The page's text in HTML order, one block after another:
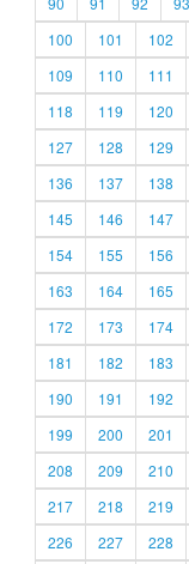
100
101 102
109
110 111
118
119 120
127
128 129
136
137 138
145
146 147
154
155 156
163
164 165
172
173 174
181
182 183
190
191 192
199
200 201
208
209 210
217
218 219
226
227 228